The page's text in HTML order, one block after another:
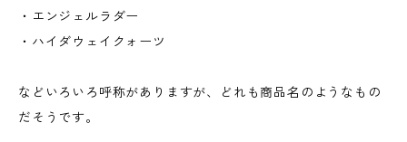
・エンジェルラダー
・ハイダウェイクォーツ
などいろいろ呼称がありますが、どれも商品名のようなもの
だそうです。